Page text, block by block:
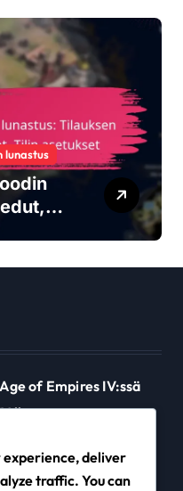
lunastus
of Empires IV:ssä
lunastus
experience, deliver
traffic. You can